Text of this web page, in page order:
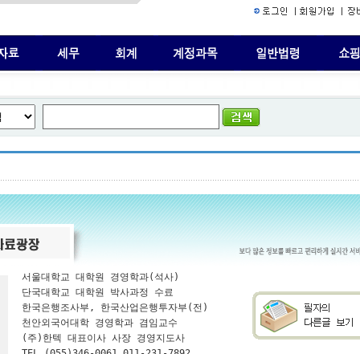
서울대학교 대학원 경영학과(석사)
단국대학교 대학원 박사과정 수료
한국은행조사부, 한국산업은행투자부(전)
천안외국어대학 경영학과 겸임교수
(주)한텍 대표이사 사장 경영지도사